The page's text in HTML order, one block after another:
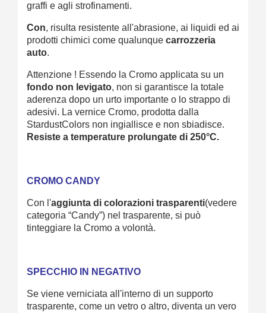
graffi e agli strofinamenti.
Con, risulta resistente all'abrasione, ai liquidi ed ai
prodotti chimici come qualunque carrozzeria
auto.
Attenzione ! Essendo la Cromo applicata su un
fondo non levigato, non si garantisce la totale
aderenza dopo un urto importante o lo strappo di
adesivi. La vernice Cromo, prodotta dalla
StardustColors non ingiallisce e non sbiadisce.
Resiste a temperature prolungate di 250°C.
CROMO CANDY
Con l'aggiunta di colorazioni trasparenti(vedere
categoria “Candy”) nel trasparente, si può
tinteggiare la Cromo a volontà.
SPECCHIO IN NEGATIVO
Se viene verniciata all'interno di un supporto
trasparente, come un vetro o altro, diventa un vero